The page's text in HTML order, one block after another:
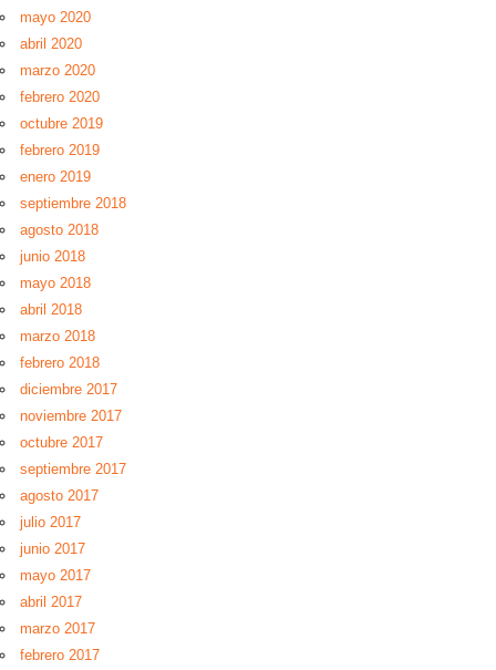
mayo 2020
abril 2020
marzo 2020
febrero 2020
octubre 2019
febrero 2019
enero 2019
septiembre 2018
agosto 2018
junio 2018
mayo 2018
abril 2018
marzo 2018
febrero 2018
diciembre 2017
noviembre 2017
octubre 2017
septiembre 2017
agosto 2017
julio 2017
junio 2017
mayo 2017
abril 2017
marzo 2017
febrero 2017